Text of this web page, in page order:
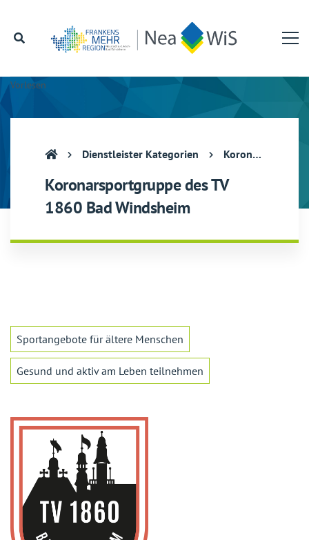
Vorlesen
Dienstleister Kategorien Koronarsportgruppe des TV 1860 Bad Windsheim
Koronarsportgruppe des TV
1860 Bad Windsheim
Sportangebote für ältere Menschen
Gesund und aktiv am Leben teilnehmen